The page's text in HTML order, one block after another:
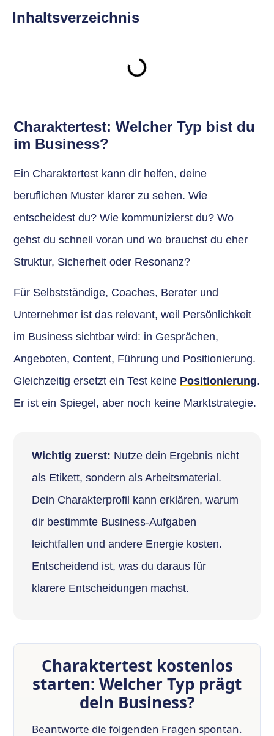
Inhaltsverzeichnis
Charaktertest: Welcher Typ bist du
im Business?
Ein Charaktertest kann dir helfen, deine
beruflichen Muster klarer zu sehen. Wie
entscheidest du? Wie kommunizierst du? Wo
gehst du schnell voran und wo brauchst du eher
Struktur, Sicherheit oder Resonanz?
Für Selbstständige, Coaches, Berater und
Unternehmer ist das relevant, weil Persönlichkeit
im Business sichtbar wird: in Gesprächen,
Angeboten, Content, Führung und Positionierung.
Gleichzeitig ersetzt ein Test keine Positionierung.
Er ist ein Spiegel, aber noch keine Marktstrategie.
Wichtig zuerst: Nutze dein Ergebnis nicht
als Etikett, sondern als Arbeitsmaterial.
Dein Charakterprofil kann erklären, warum
dir bestimmte Business-Aufgaben
leichtfallen und andere Energie kosten.
Entscheidend ist, was du daraus für
klarere Entscheidungen machst.
Charaktertest kostenlos
starten: Welcher Typ prägt
dein Business?
Beantworte die folgenden Fragen spontan.